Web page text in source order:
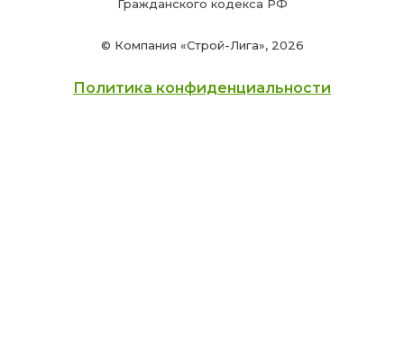
© Компания «Строй-Лига», 2026
Гражданского кодекса РФ
Политика конфиденциальности